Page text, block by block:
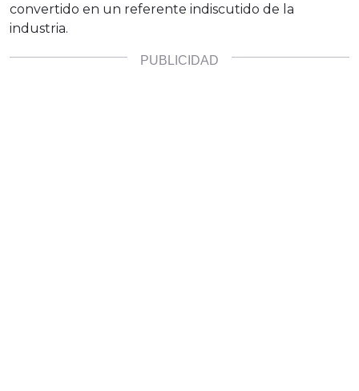
convertido en un referente indiscutido de la
industria.